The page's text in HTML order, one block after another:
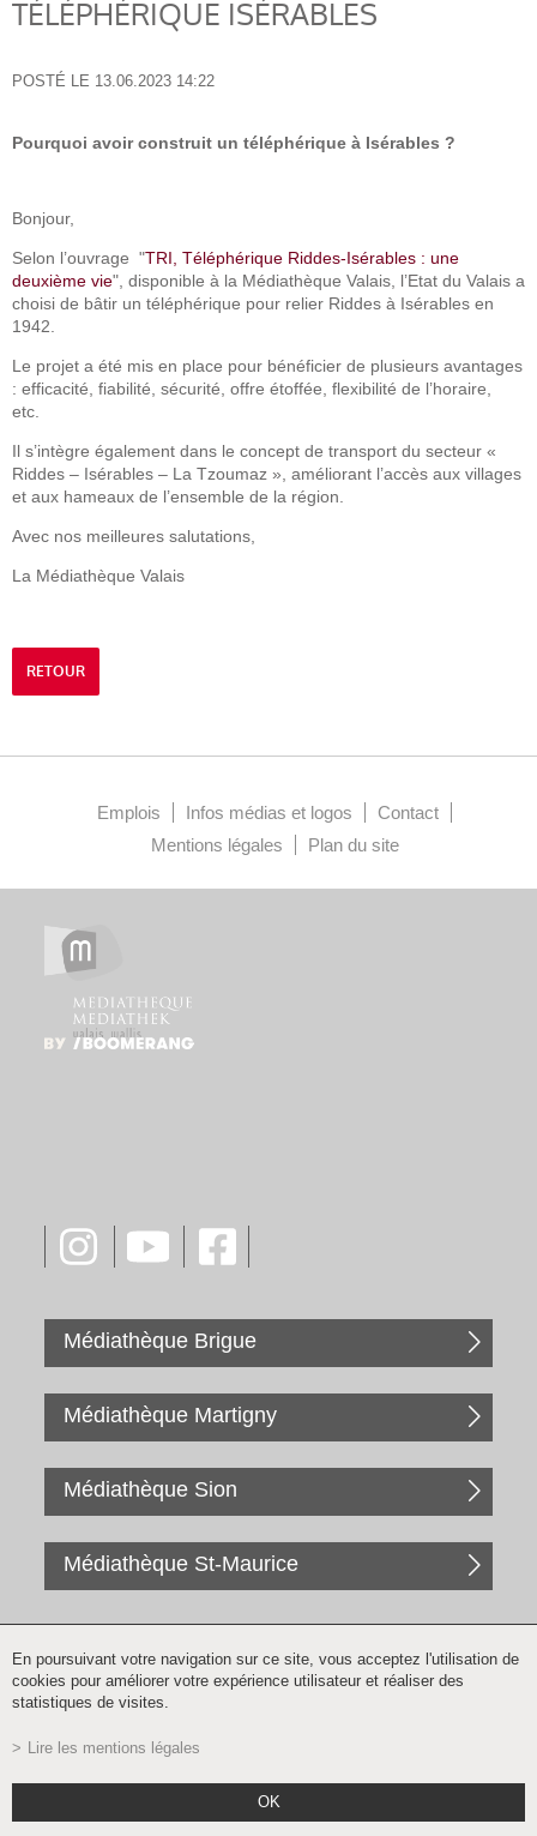
TÉLÉPHÉRIQUE ISÉRABLES
POSTÉ LE 13.06.2023 14:22
Pourquoi avoir construit un téléphérique à Isérables ?
Bonjour,
Selon l’ouvrage "TRI, Téléphérique Riddes-Isérables : une
deuxième vie", disponible à la Médiathèque Valais, l’Etat du Valais a
choisi de bâtir un téléphérique pour relier Riddes à Isérables en
1942.
Le projet a été mis en place pour bénéficier de plusieurs avantages
: efficacité, fiabilité, sécurité, offre étoffée, flexibilité de l’horaire,
etc.
Il s’intègre également dans le concept de transport du secteur «
Riddes – Isérables – La Tzoumaz », améliorant l’accès aux villages
et aux hameaux de l’ensemble de la région.
Avec nos meilleures salutations,
La Médiathèque Valais
RETOUR
Emplois Infos médias et logos
Contact
Mentions légales
Plan du site
Médiathèque Brigue
Médiathèque Martigny
Médiathèque Sion
Médiathèque St-Maurice
En poursuivant votre navigation sur ce site, vous acceptez l'utilisation de
cookies pour améliorer votre expérience utilisateur et réaliser des
statistiques de visites.
Lire les mentions légales
OK